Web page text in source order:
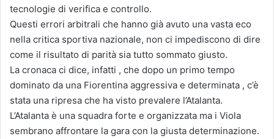
tecnologie di verifica e controllo.
Questi errori arbitrali che hanno già avuto una vasta eco
nella critica sportiva nazionale, non ci impediscono di dire
come il risultato di parità sia tutto sommato giusto.
La cronaca ci dice, infatti , che dopo un primo tempo
dominato da una Fiorentina aggressiva e determinata , c’è
stata una ripresa che ha visto prevalere l’Atalanta.
L’Atalanta è una squadra forte e organizzata ma i Viola
sembrano affrontare la gara con la giusta determinazione.